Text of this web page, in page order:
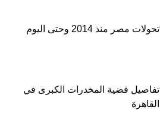
تحولات مصر منذ 2014 وحتى اليوم
تفاصيل قضية المخدرات الكبرى في
القاهرة